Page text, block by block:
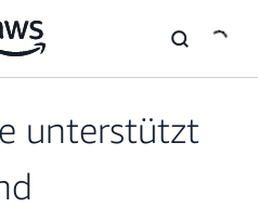
unterstützt